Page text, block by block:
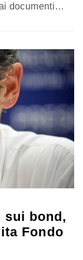
documenti
in
sui bond,
Fondo